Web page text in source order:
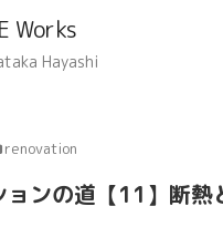
Works
Hayashi
renovation
ョンの道【11】断熱